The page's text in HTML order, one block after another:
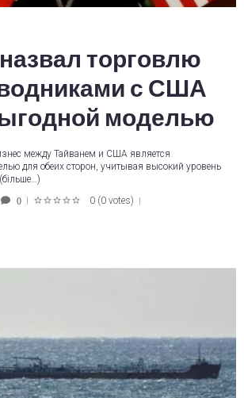
торговлю
с США
моделью
между Тайванем и США является
для обеих сторон, учитывая высокий уровень
0 0 (0 votes)